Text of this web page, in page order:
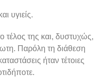
υγιείς.
τέλος της και, δυστυχώς,
Παρόλη τη διάθεση
ήταν τέτοιες